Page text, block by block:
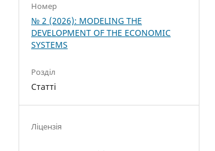
Номер
№ 2 (2026): MODELING THE
DEVELOPMENT OF THE ECONOMIC
SYSTEMS
Розділ
Статті
Ліцензія